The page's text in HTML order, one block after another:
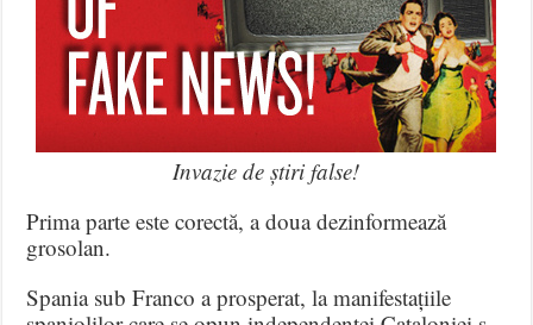
Invazie de știri false!
Prima parte este corectă, a doua dezinformează
grosolan.
Spania sub Franco a prosperat, la manifestațiile